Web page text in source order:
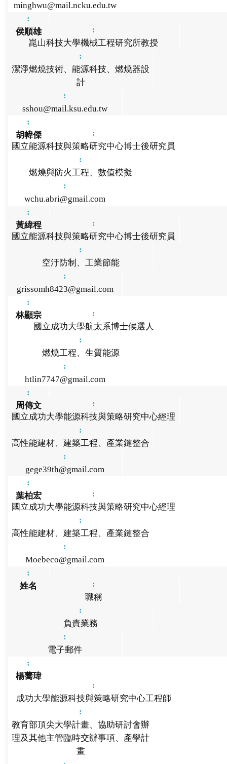
minghwu@mail.ncku.edu.tw
侯順雄
崑山科技大學機械工程研究所教授
潔淨燃燒技術、能源科技、燃燒器設
計
sshou@mail.ksu.edu.tw
胡幃傑
國立能源科技與策略研究中心博士後研究員
燃燒與防火工程、數值模擬
wchu.abri@gmail.com
黃緯程
國立能源科技與策略研究中心博士後研究員
空汙防制、工業節能
grissomh8423@gmail.com
林顯宗
國立成功大學航太系博士候選人
燃燒工程、生質能源
htlin7747@gmail.com
周傳文
國立成功大學能源科技與策略研究中心經理
高性能建材、建築工程、產業鏈整合
gege39th@gmail.com
葉柏宏
國立成功大學能源科技與策略研究中心經理
高性能建材、建築工程、產業鏈整合
Moebeco@gmail.com
姓名
職稱
負責業務
電子郵件
楊蕎瑋
成功大學能源科技與策略研究中心工程師
教育部頂尖大學計畫、協助研討會辦
理及其他主管臨時交辦事項、產學計
畫